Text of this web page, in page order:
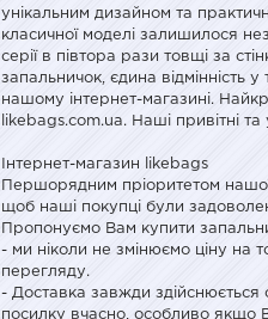
унікальним дизайном та
класичної моделі залишилося
серії в півтора рази товщі за
запальничок, єдина
нашому інтернет-магазині.
likebags.com.ua. Наші привітні
Інтернет-магазин likebags
Першорядним пріоритетом нашої
щоб наші покупці були
Пропонуємо Вам купити
- ми ніколи не змінюємо ціну на
перегляду.
- Доставка завжди
посилку вчасно, особливо якщо